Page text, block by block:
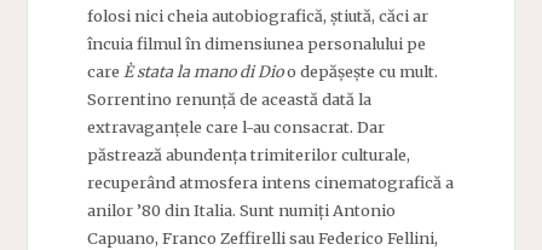
folosi nici cheia autobiografică, știută, căci ar
încuia filmul în dimensiunea personalului pe
care È stata la mano di Dioo depășește cu mult.
Sorrentino renunță de această dată la
extravaganțele care l-au consacrat. Dar
păstrează abundența trimiterilor culturale,
recuperând atmosfera intens cinematografică a
anilor ’80 din Italia. Sunt numiți Antonio
Capuano, Franco Zeffirelli sau Federico Fellini,